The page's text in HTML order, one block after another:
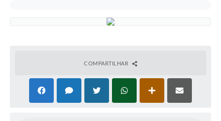
COMPARTILHAR